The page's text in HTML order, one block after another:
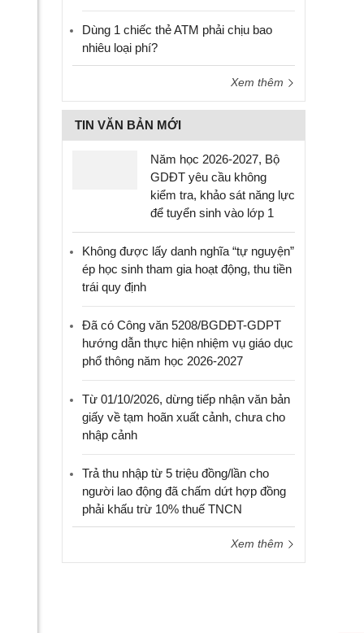
Dùng 1 chiếc thẻ ATM phải chịu bao
nhiêu loại phí?
Xem thêm
TIN VĂN BẢN MỚI
Năm học 2026-2027, Bộ
GDĐT yêu cầu không
kiểm tra, khảo sát năng lực
để tuyển sinh vào lớp 1
Không được lấy danh nghĩa “tự nguyện”
ép học sinh tham gia hoạt động, thu tiền
trái quy định
Đã có Công văn 5208/BGDĐT-GDPT
hướng dẫn thực hiện nhiệm vụ giáo dục
phổ thông năm học 2026-2027
Từ 01/10/2026, dừng tiếp nhận văn bản
giấy về tạm hoãn xuất cảnh, chưa cho
nhập cảnh
Trả thu nhập từ 5 triệu đồng/lần cho
người lao động đã chấm dứt hợp đồng
phải khấu trừ 10% thuế TNCN
Xem thêm